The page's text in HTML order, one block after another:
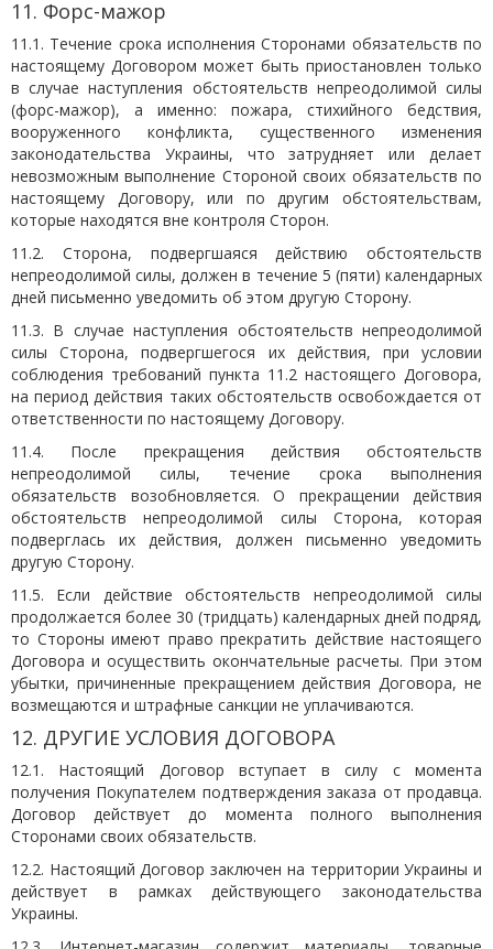
11. Форс-мажор
11.1. Течение срока исполнения Сторонами обязательств по
настоящему Договором может быть приостановлен только
в случае наступления обстоятельств непреодолимой силы
(форс-мажор), а именно: пожара, стихийного бедствия,
вооруженного конфликта, существенного изменения
законодательства Украины, что затрудняет или делает
невозможным выполнение Стороной своих обязательств по
настоящему Договору, или по другим обстоятельствам,
которые находятся вне контроля Сторон.
11.2. Сторона, подвергшаяся действию обстоятельств
непреодолимой силы, должен в течение 5 (пяти) календарных
дней письменно уведомить об этом другую Сторону.
11.3. В случае наступления обстоятельств непреодолимой
силы Сторона, подвергшегося их действия, при условии
соблюдения требований пункта 11.2 настоящего Договора,
на период действия таких обстоятельств освобождается от
ответственности по настоящему Договору.
11.4. После прекращения действия обстоятельств
непреодолимой силы, течение срока выполнения
обязательств возобновляется. О прекращении действия
обстоятельств непреодолимой силы Сторона, которая
подверглась их действия, должен письменно уведомить
другую Сторону.
11.5. Если действие обстоятельств непреодолимой силы
продолжается более 30 (тридцать) календарных дней подряд,
то Стороны имеют право прекратить действие настоящего
Договора и осуществить окончательные расчеты. При этом
убытки, причиненные прекращением действия Договора, не
возмещаются и штрафные санкции не уплачиваются.
12. ДРУГИЕ УСЛОВИЯ ДОГОВОРА
12.1. Настоящий Договор вступает в силу с момента
получения Покупателем подтверждения заказа от продавца.
Договор действует до момента полного выполнения
Сторонами своих обязательств.
12.2. Настоящий Договор заключен на территории Украины и
действует в рамках действующего законодательства
Украины.